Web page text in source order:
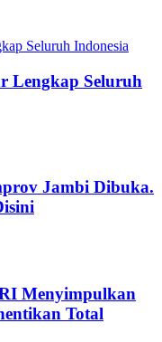
Lengkap Seluruh
Jambi Dibuka.
Menyimpulkan
Total